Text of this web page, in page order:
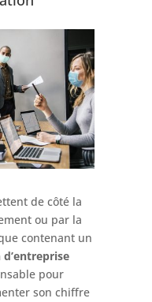
de côté la
ou par la
contenant un
pour
son chiffre